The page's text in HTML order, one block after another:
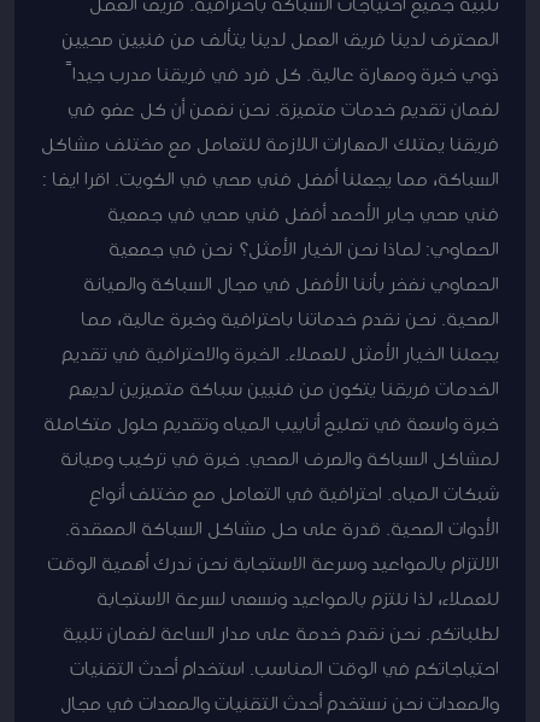
المحترف لدينا فريق العمل لدينا يتألف من فنيين صحيين
ذوي خبرة ومهارة عالية. كل فرد في فريقنا مدرب جيداً
لضمان تقديم خدمات متميزة. نحن نضمن أن كل عضو في
فريقنا يمتلك المهارات اللازمة للتعامل مع مختلف مشاكل
السباكة، مما يجعلنا أفضل فني صحي في الكويت. اقرا ايضا :
فني صحي جابر الأحمد أفضل فني صحي في جمعية
الحصاوي: لماذا نحن الخيار الأمثل؟ نحن في جمعية
الحصاوي نفخر بأننا الأفضل في مجال السباكة والصيانة
الصحية. نحن نقدم خدماتنا باحترافية وخبرة عالية، مما
يجعلنا الخيار الأمثل للعملاء. الخبرة والاحترافية في تقديم
الخدمات فريقنا يتكون من فنيين سباكة متميزين لديهم
خبرة واسعة في تصليح أنابيب المياه وتقديم حلول متكاملة
لمشاكل السباكة والصرف الصحي. خبرة في تركيب وصيانة
شبكات المياه. احترافية في التعامل مع مختلف أنواع
الأدوات الصحية. قدرة على حل مشاكل السباكة المعقدة.
الالتزام بالمواعيد وسرعة الاستجابة نحن ندرك أهمية الوقت
للعملاء، لذا نلتزم بالمواعيد ونسعى لسرعة الاستجابة
لطلباتكم. نحن نقدم خدمة على مدار الساعة لضمان تلبية
احتياجاتكم في الوقت المناسب. استخدام أحدث التقنيات
والمعدات نحن نستخدم أحدث التقنيات والمعدات في مجال